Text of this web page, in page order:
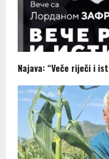
Najava: “Veče riječi i